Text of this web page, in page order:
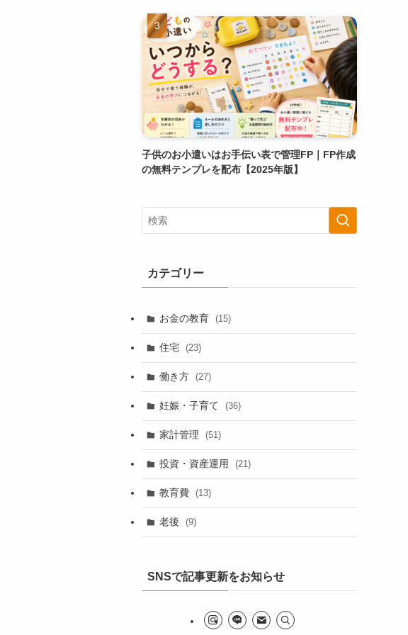
子供のお小遣いはお手伝い表で管理FP｜FP作成
の無料テンプレを配布【2025年版】
カテゴリー
お金の教育 (15)
住宅 (23)
働き方 (27)
妊娠・子育て (36)
家計管理 (51)
投資・資産運用 (21)
教育費 (13)
老後 (9)
SNSで記事更新をお知らせ